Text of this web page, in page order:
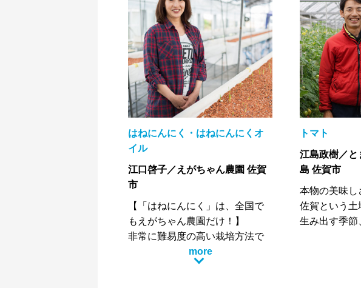
はねにんにく・はねにんにくオ
イル
江口啓子／えがちゃん農園 佐賀
市
【「はねにんにく」は、全国で
もえがちゃん農園だけ！】
非常に難易度の高い栽培方法で
すが、美味しさを追求した結果
一番適した栽培方法を確立しま
more
トマト
江島政樹／
島 佐賀市
本物の美味し
佐賀という
生み出す季
から表現で
ます。その